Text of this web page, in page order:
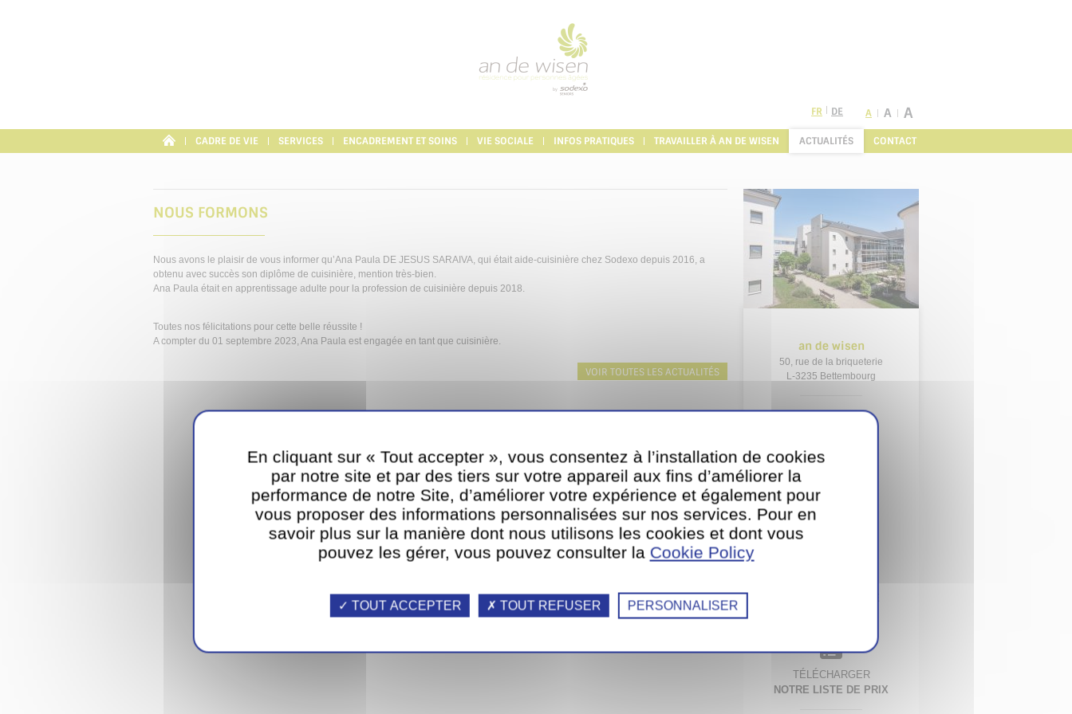
FR DE
CADRE DE VIE SERVICES ENCADREMENT ET SOINS VIE SOCIALE INFOS PRATIQUES TRAVAILLER À AN DE WISEN ACTUALITÉS CONTACT
A A A
NOUS FORMONS
Nous avons le plaisir de vous informer qu’Ana Paula DE JESUS SARAIVA, qui était aide-cuisinière chez Sodexo depuis 2016, a
obtenu avec succès son diplôme de cuisinière, mention très-bien.
Ana Paula était en apprentissage adulte pour la profession de cuisinière depuis 2018.
Toutes nos félicitations pour cette belle réussite !
A compter du 01 septembre 2023, Ana Paula est engagée en tant que cuisinière.
VOIR TOUTES LES ACTUALITÉS
an de wisen
50, rue de la briqueterie
L-3235 Bettembourg
T.51 77 11 1
CONTACTEZ-NOUS
PAR E-MAIL
TÉLÉCHARGER
NOTRE LISTE DE PRIX
En cliquant sur « Tout accepter », vous consentez à l’installation de cookies
par notre site et par des tiers sur votre appareil aux fins d’améliorer la
performance de notre Site, d’améliorer votre expérience et également pour
vous proposer des informations personnalisées sur nos services. Pour en
savoir plus sur la manière dont nous utilisons les cookies et dont vous
pouvez les gérer, vous pouvez consulter la Cookie Policy
TOUT ACCEPTER TOUT REFUSER PERSONNALISER